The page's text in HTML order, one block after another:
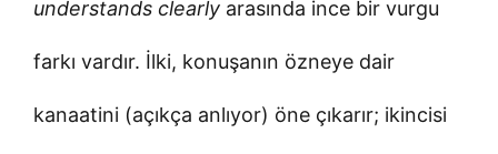
understands clearly arasında ince bir vurgu
farkı vardır. İlki, konuşanın özneye dair
kanaatini (açıkça anlıyor) öne çıkarır; ikincisi